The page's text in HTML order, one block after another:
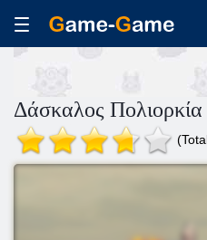
Δάσκαλος Πολιορκία